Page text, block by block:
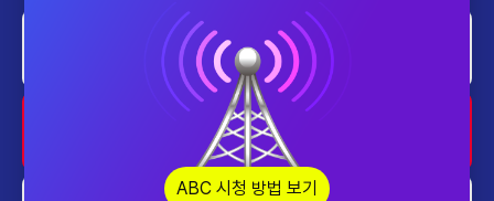
ABC스페셜_ABC개국포럼 1부
ABC 개국 특집 다큐멘터리 잿빛 기
와의 노래
ABC 시청 방법 보기